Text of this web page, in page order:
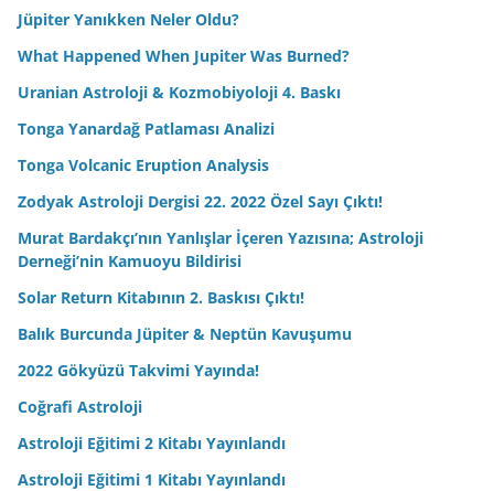
Jüpiter Yanıkken Neler Oldu?
What Happened When Jupiter Was Burned?
Uranian Astroloji & Kozmobiyoloji 4. Baskı
Tonga Yanardağ Patlaması Analizi
Tonga Volcanic Eruption Analysis
Zodyak Astroloji Dergisi 22. 2022 Özel Sayı Çıktı!
Murat Bardakçı’nın Yanlışlar İçeren Yazısına; Astroloji
Derneği’nin Kamuoyu Bildirisi
Solar Return Kitabının 2. Baskısı Çıktı!
Balık Burcunda Jüpiter & Neptün Kavuşumu
2022 Gökyüzü Takvimi Yayında!
Coğrafi Astroloji
Astroloji Eğitimi 2 Kitabı Yayınlandı
Astroloji Eğitimi 1 Kitabı Yayınlandı